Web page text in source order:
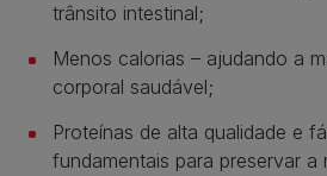
trânsito intestinal;
Menos calorias – ajudando a
corporal saudável;
Proteínas de alta qualidade e
fundamentais para preservar a